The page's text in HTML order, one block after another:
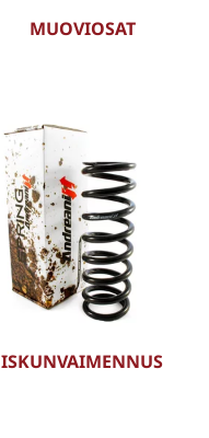
MUOVIOSAT
ISKUNVAIMENNUS